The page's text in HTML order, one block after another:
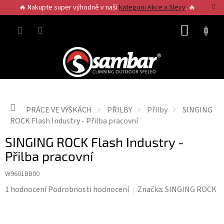
na
obsah
🔥 Nakupte super výhodně v našíkategorii Akce a Slevy. 🔥
Domů
PRÁCE VE VÝŠKÁCH PŘILBY Přilby
SINGING
ROCK Flash Industry - Přilba pracovní
SINGING ROCK Flash Industry -
Přilba pracovní
W9601BB00
Průměrné
1 hodnoceníPodrobnosti hodnocení Značka:SINGING ROCK